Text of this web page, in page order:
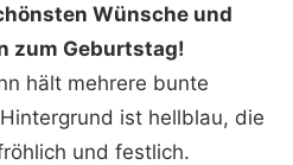
Wünsche und
zum Geburtstag!
hält mehrere bunte
ist hellblau, die
und festlich.